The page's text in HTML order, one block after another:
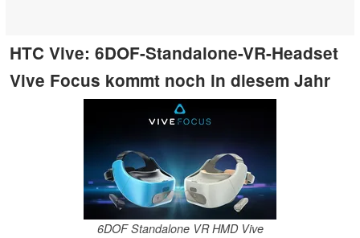
HTC Vive: 6DOF-Standalone-VR-Headset
Vive Focus kommt noch in diesem Jahr
6DOF Standalone VR HMD Vive